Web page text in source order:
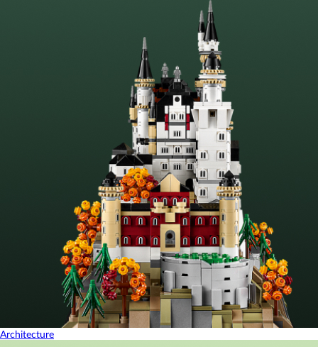
Architecture